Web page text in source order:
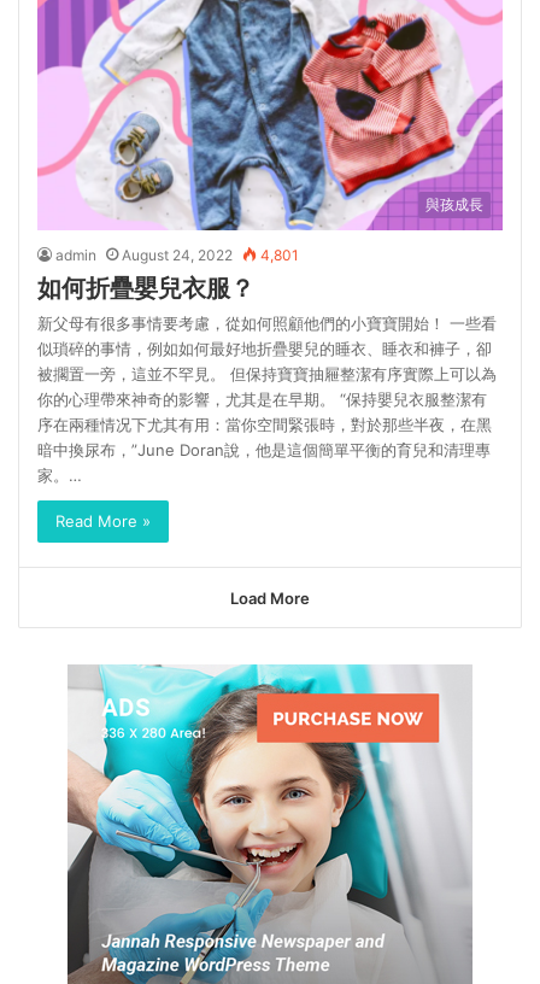
與孩成長
admin August 24, 2022 4,801
如何折疊嬰兒衣服？
新父母有很多事情要考慮，從如何照顧他們的小寶寶開始！ 一些看
似瑣碎的事情，例如如何最好地折疊嬰兒的睡衣、睡衣和褲子，卻
被擱置一旁，這並不罕見。 但保持寶寶抽屜整潔有序實際上可以為
你的心理帶來神奇的影響，尤其是在早期。 “保持嬰兒衣服整潔有
序在兩種情况下尤其有用：當你空間緊張時，對於那些半夜，在黑
暗中換尿布，”June Doran說，他是這個簡單平衡的育兒和清理專
家。…
Read More »
Load More